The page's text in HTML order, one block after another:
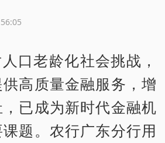
口老龄化社会挑战，
高质量金融服务，增
已成为新时代金融机
题。农行广东分行用